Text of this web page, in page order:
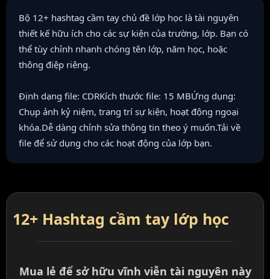
Bộ 12+ hashtag cầm tay chủ đề lớp học là tài nguyên
thiết kế hữu ích cho các sự kiện của trường, lớp. Bạn có
thể tùy chỉnh nhanh chóng tên lớp, năm học, hoặc
thông điệp riêng.
Định dạng file: CDRKích thước file: 15 MBỨng dụng:
Chụp ảnh kỷ niệm, trang trí sự kiện, hoạt động ngoại
khóa.Dễ dàng chỉnh sửa thông tin theo ý muốn.Tải về
file để sử dụng cho các hoạt động của lớp bạn.
12+ Hashtag cầm tay lớp học
Mua lẻ để sở hữu vĩnh viễn tài nguyên này